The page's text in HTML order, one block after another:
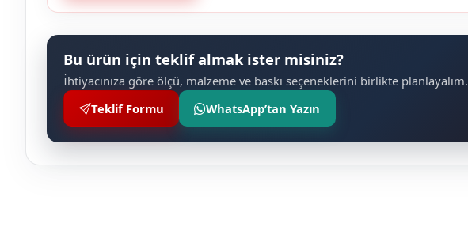
Bu ürün için teklif almak ister misiniz?
İhtiyacınıza göre ölçü, malzeme ve baskı seçeneklerini birlikte planlayalım.
Teklif Formu
WhatsApp’tan Yazın